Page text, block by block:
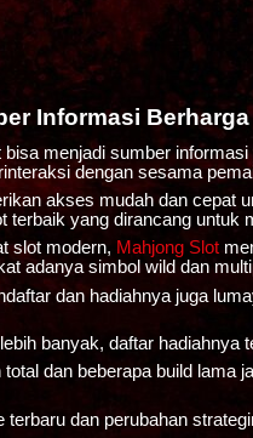
Informasi Berharga
menjadi sumber
dengan sesama
akses mudah dan cepat
terbaik yang dirancang
slot modern, Mahjong Slot
adanya simbol wild dan
dan hadiahnya juga
banyak, daftar hadiahnya
dan beberapa build lama
dan perubahan